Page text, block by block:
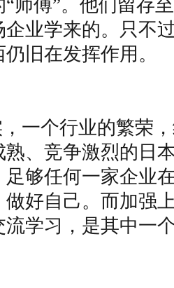
“师傅”。他们留存
企业学来的。只不
旧在发挥作用。
个行业的繁荣，
熟、竞争激烈的日
足够任何一家企业
做好自己。而加强
流学习，是其中一